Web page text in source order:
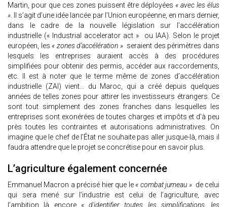
Martin, pour que ces zones puissent être déployées « avec les élus
». Il s’agit d’une idée lancée par l’Union européenne, en mars dernier,
dans le cadre de la nouvelle législation sur l’accélération
industrielle (« Industrial accelerator act » ou IAA). Selon le projet
européen, les « zones d’accélération » seraient des périmètres dans
lesquels les entreprises auraient accès à des procédures
simplifiées pour obtenir des permis, accéder aux raccordements,
etc. Il est à noter que le terme même de zones d’accélération
industrielle (ZAI) vient… du Maroc, qui a créé depuis quelques
années de telles zones pour attirer les investisseurs étrangers. Ce
sont tout simplement des zones franches dans lesquelles les
entreprises sont exonérées de toutes charges et impôts et d’à peu
près toutes les contraintes et autorisations administratives. On
imagine que le chef de l’État ne souhaite pas aller jusque-là, mais il
faudra attendre que le projet se concrétise pour en savoir plus.
L’agriculture également concernée
Emmanuel Macron a précisé hier que le « combat jumeau » de celui
qui sera mené sur l’industrie est celui de l’agriculture, avec
l’ambition là encore « d'identifier toutes les simplifications, les